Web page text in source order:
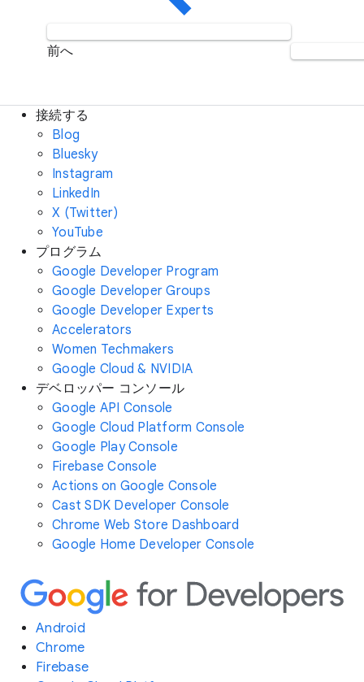
前へ
接続する
Blog
Bluesky
Instagram
LinkedIn
X (Twitter)
YouTube
プログラム
Google Developer Program
Google Developer Groups
Google Developer Experts
Accelerators
Women Techmakers
Google Cloud & NVIDIA
デベロッパー コンソール
Google API Console
Google Cloud Platform Console
Google Play Console
Firebase Console
Actions on Google Console
Cast SDK Developer Console
Chrome Web Store Dashboard
Google Home Developer Console
Android
Chrome
Firebase